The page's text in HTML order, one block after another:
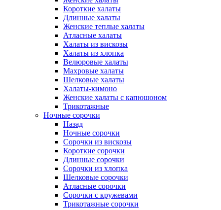
Короткие халаты
Длинные халаты
Женские теплые халаты
Атласные халаты
Халаты из вискозы
Халаты из хлопка
Велюровые халаты
Махровые халаты
Шелковые халаты
Халаты-кимоно
Женские халаты с капюшоном
Трикотажные
Ночные сорочки
Назад
Ночные сорочки
Сорочки из вискозы
Короткие сорочки
Длинные сорочки
Сорочки из хлопка
Шелковые сорочки
Атласные сорочки
Сорочки с кружевами
Трикотажные сорочки